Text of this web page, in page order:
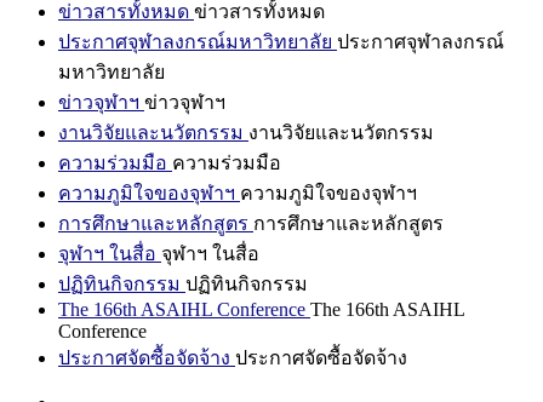
ข่าวสารทั้งหมด ข่าวสารทั้งหมด
ประกาศจุฬาลงกรณ์มหาวิทยาลัย ประกาศจุฬาลงกรณ์
มหาวิทยาลัย
ข่าวจุฬาฯ ข่าวจุฬาฯ
งานวิจัยและนวัตกรรม งานวิจัยและนวัตกรรม
ความร่วมมือ ความร่วมมือ
ความภูมิใจของจุฬาฯ ความภูมิใจของจุฬาฯ
การศึกษาและหลักสูตร การศึกษาและหลักสูตร
จุฬาฯ ในสื่อ จุฬาฯ ในสื่อ
ปฏิทินกิจกรรม ปฏิทินกิจกรรม
The 166th ASAIHL Conference The 166th ASAIHL
Conference
ประกาศจัดซื้อจัดจ้าง ประกาศจัดซื้อจัดจ้าง